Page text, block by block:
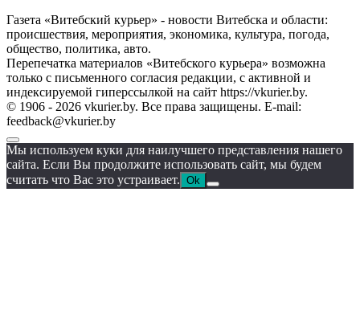
Газета «Витебский курьер» - новости Витебска и области:
происшествия, мероприятия, экономика, культура, погода,
общество, политика, авто.
Перепечатка материалов «Витебского курьера» возможна
только с письменного согласия редакции, с активной и
индексируемой гиперссылкой на сайт https://vkurier.by.
© 1906 - 2026 vkurier.by. Все права защищены. E-mail:
feedback@vkurier.by
Мы используем куки для наилучшего представления нашего
сайта. Если Вы продолжите использовать сайт, мы будем
считать что Вас это устраивает. Ok